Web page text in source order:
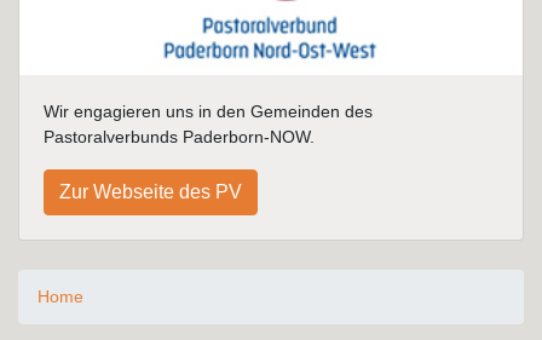
Wir engagieren uns in den Gemeinden des
Pastoralverbunds Paderborn-NOW.
Zur Webseite des PV
Home